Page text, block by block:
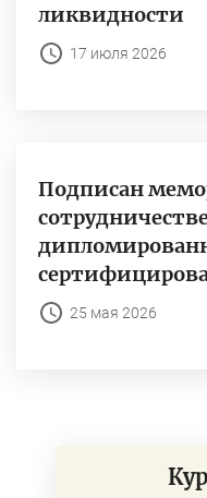
ликвидности
17 июля 2026
Подписан
25 мая 2026